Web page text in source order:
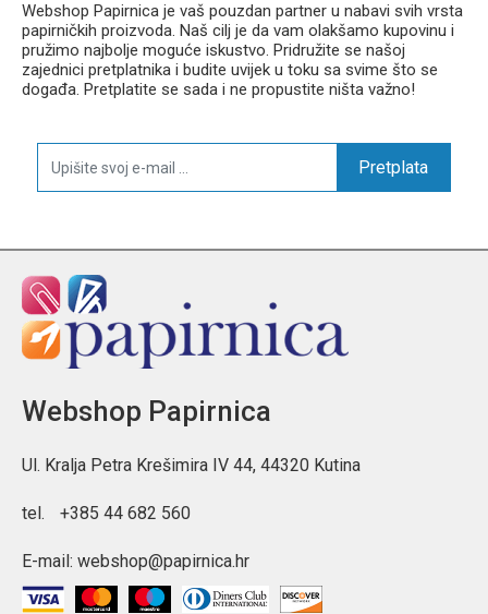
Webshop Papirnica je vaš pouzdan partner u nabavi svih vrsta
papirničkih proizvoda. Naš cilj je da vam olakšamo kupovinu i
pružimo najbolje moguće iskustvo. Pridružite se našoj
zajednici pretplatnika i budite uvijek u toku sa svime što se
događa. Pretplatite se sada i ne propustite ništa važno!
Pretplata
Webshop Papirnica
Ul. Kralja Petra Krešimira IV 44, 44320 Kutina
tel. +385 44 682 560
E-mail: webshop@papirnica.hr